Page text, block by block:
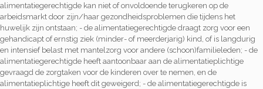
alimentatiegerechtigde kan niet of onvoldoende terugkeren op de
arbeidsmarkt door zijn/haar gezondheidsproblemen die tijdens het
huwelijk zijn ontstaan; - de alimentatiegerechtigde draagt zorg voor een
gehandicapt of ernstig ziek (minder- of meerderjarig) kind, of is langdurig
en intensief belast met mantelzorg voor andere (schoon)familieleden; - de
alimentatiegerechtigde heeft aantoonbaar aan de alimentatieplichtige
gevraagd de zorgtaken voor de kinderen over te nemen, en de
alimentatieplichtige heeft dit geweigerd; - de alimentatiegerechtigde is